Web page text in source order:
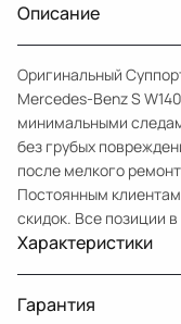
Описание
Оригинальный
Mercedes-Benz S
минимальными
без грубых
после мелкого
Постоянным
скидок. Все позиции
Характеристики
Гарантия